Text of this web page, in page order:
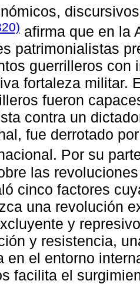
afirma que en la
patrimonialistas
guerrilleros con
fortaleza militar.
fueron
contra un
fue derrotado
Por su
las
cinco factores
una revolución
y
y resistencia,
en el entorno
facilita el